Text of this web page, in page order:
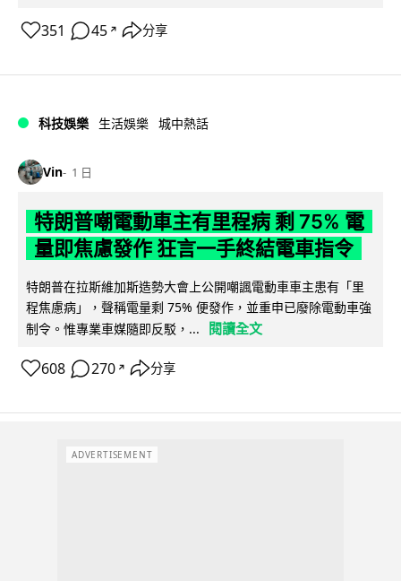
351 45 ↗ 分享
科技娛樂 生活娛樂 城中熱話
Vin 1 日
特朗普嘲電動車主有里程病 剩 75% 電
量即焦慮發作 狂言一手終結電車指令
特朗普在拉斯維加斯造勢大會上公開嘲諷電動車車主患有「里
程焦慮病」，聲稱電量剩 75% 便發作，並重申已廢除電動車強
制令。惟專業車媒隨即反駁，...
閱讀全文
608 270 ↗ 分享
ADVERTISEMENT